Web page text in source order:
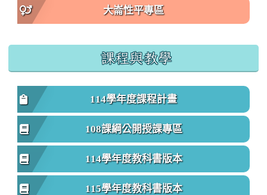
大崙性平專區
課程與教學
114學年度課程計畫
108課綱公開授課專區
114學年度教科書版本
115學年度教科書版本